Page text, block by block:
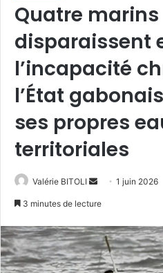
Quatre marins
disparaissent
l’incapacité
l’État
ses propres
territoriales
Valérie BITOLI
o
y
e
1 juin 2026
3 minutes de lecture